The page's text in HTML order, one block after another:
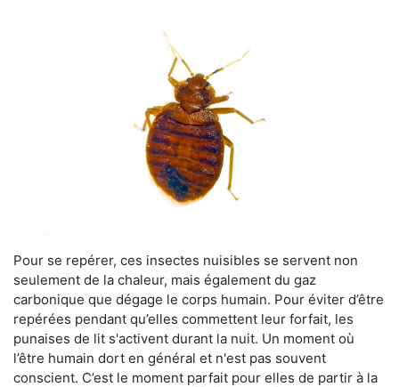
Pour se repérer, ces insectes nuisibles se servent non
seulement de la chaleur, mais également du gaz
carbonique que dégage le corps humain. Pour éviter d’être
repérées pendant qu’elles commettent leur forfait, les
punaises de lit s'activent durant la nuit. Un moment où
l’être humain dort en général et n'est pas souvent
conscient. C’est le moment parfait pour elles de partir à la